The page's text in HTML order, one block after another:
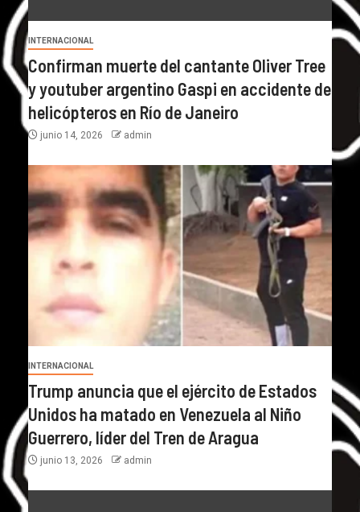
INTERNACIONAL
Confirman muerte del cantante Oliver Tree
y youtuber argentino Gaspi en accidente de
helicópteros en Río de Janeiro
junio 14, 2026 admin
INTERNACIONAL
Trump anuncia que el ejército de Estados
Unidos ha matado en Venezuela al Niño
Guerrero, líder del Tren de Aragua
junio 13, 2026 admin